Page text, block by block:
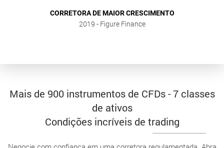
CORRETORA DE MAIOR CRESCIMENTO
2019 - Figure Finance
Mais de 900 instrumentos de CFDs - 7 classes
de ativos
Condições incríveis de trading